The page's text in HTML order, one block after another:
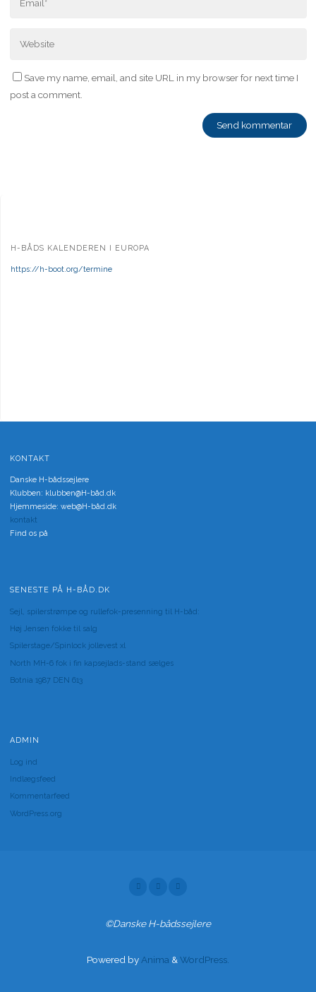
Save my name, email, and site URL in my browser for next time I
post a comment.
H-BÅDS KALENDEREN I EUROPA
https://h-boot.org/termine
KONTAKT
Danske H-bådssejlere
Klubben: klubben@H-båd.dk
Hjemmeside: web@H-båd.dk
kontakt
Find os på
SENESTE PÅ H-BÅD.DK
Sejl, spilerstrømpe og rullefok-presenning til H-båd:
Høj Jensen fokke til salg
Spilerstage/Spinlock jollevest xl
North MH-6 fok i fin kapsejlads-stand sælges
Botnia 1987 DEN 613
ADMIN
Log ind
Indlægsfeed
Kommentarfeed
WordPress.org
©Danske H-bådssejlere
Powered by Anima & WordPress.